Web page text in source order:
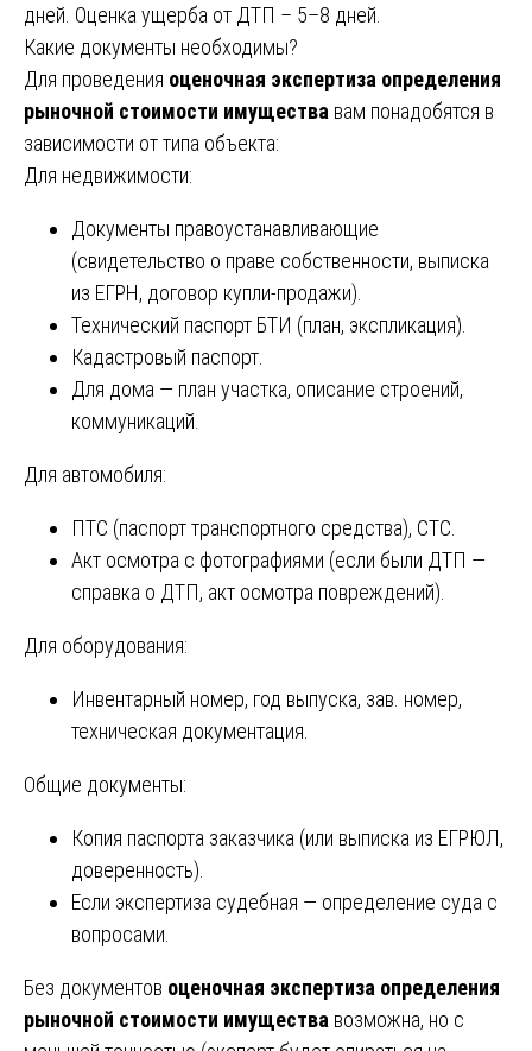
дней. Оценка ущерба от ДТП – 5–8 дней.
Какие документы необходимы?
Для проведения оценочная экспертиза определения
рыночной стоимости имущества вам понадобятся в
зависимости от типа объекта:
Для недвижимости:
Документы правоустанавливающие
(свидетельство о праве собственности, выписка
из ЕГРН, договор купли-продажи).
Технический паспорт БТИ (план, экспликация).
Кадастровый паспорт.
Для дома — план участка, описание строений,
коммуникаций.
Для автомобиля:
ПТС (паспорт транспортного средства), СТС.
Акт осмотра с фотографиями (если были ДТП —
справка о ДТП, акт осмотра повреждений).
Для оборудования:
Инвентарный номер, год выпуска, зав. номер,
техническая документация.
Общие документы:
Копия паспорта заказчика (или выписка из ЕГРЮЛ,
доверенность).
Если экспертиза судебная — определение суда с
вопросами.
Без документов оценочная экспертиза определения
рыночной стоимости имущества возможна, но с